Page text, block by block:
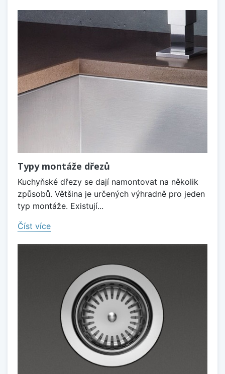
Typy montáže dřezů
Kuchyňské dřezy se dají namontovat na několik
způsobů. Většina je určených výhradně pro jeden
typ montáže. Existují...
Číst více